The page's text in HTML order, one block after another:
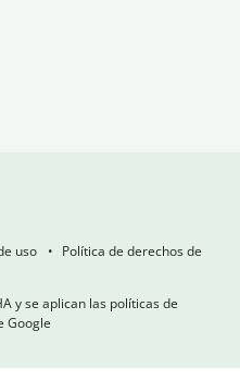
uso
Política de derechos de
y se aplican las políticas de
Google